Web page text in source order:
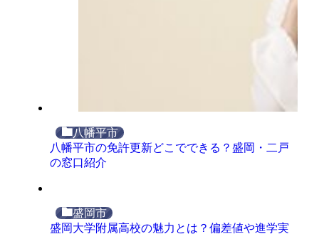
八幡平市
八幡平市の免許更新どこでできる？盛岡・二戸
の窓口紹介
盛岡市
盛岡大学附属高校の魅力とは？偏差値や進学実